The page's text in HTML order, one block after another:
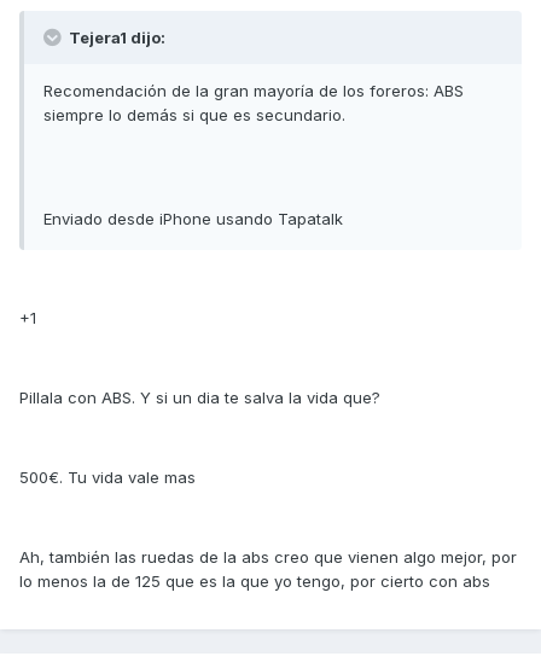
Tejera1 dijo:
Recomendación de la gran mayoría de los foreros: ABS
siempre lo demás si que es secundario.
Enviado desde iPhone usando Tapatalk
+1
Pillala con ABS. Y si un dia te salva la vida que?
500€. Tu vida vale mas
Ah, también las ruedas de la abs creo que vienen algo mejor, por
lo menos la de 125 que es la que yo tengo, por cierto con abs